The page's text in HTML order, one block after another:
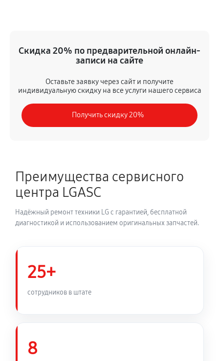
Замена шлейфа аудиосистемы LG SH7B
50 минут
Замена разъема питания
650 руб 40 минут
Замена динамика аудиосистемы LG SH7B
980 руб
Обновление ПО аудиосистемы LG SH7B
Замена корпуса аудиосистемы LG SH7B
Скидка 20% по предварительной онлайн-
записи на сайте
Оставьте заявку через сайт и получите
индивидуальную скидку на все услуги нашего сервиса
Получить скидку 20%
Преимущества сервисного
центра LGASC
Надёжный ремонт техники LG с гарантией, бесплатной
диагностикой и использованием оригинальных запчастей.
25+
сотрудников в штате
8